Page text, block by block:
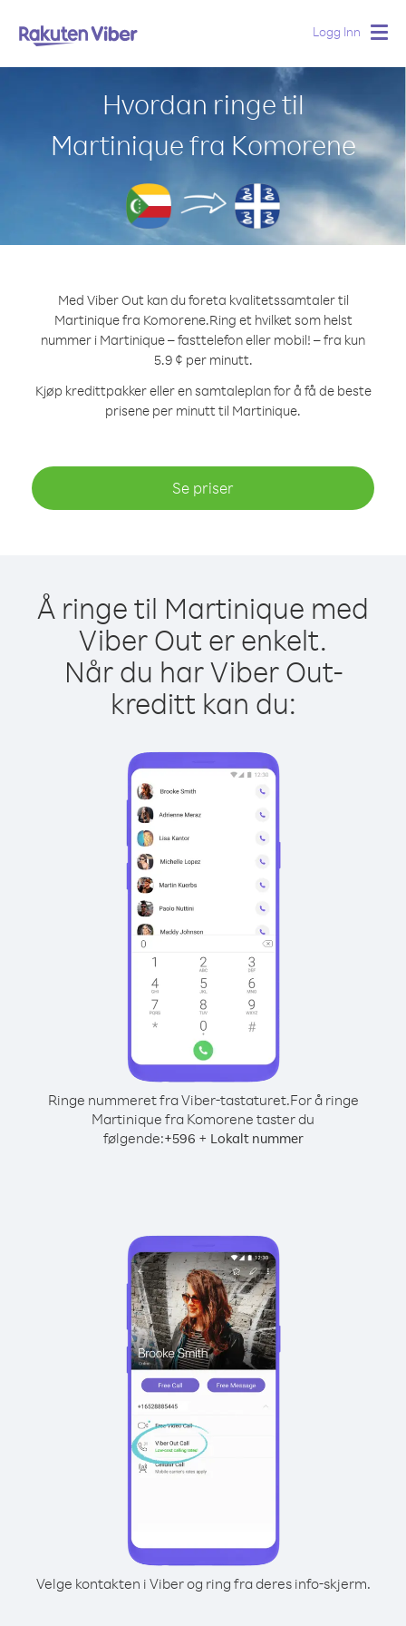
Logg Inn
Hvordan ringe til
Martinique fra Komorene
Med Viber Out kan du foreta kvalitetssamtaler til
Martinique fra Komorene.Ring et hvilket som helst
nummer i Martinique – fasttelefon eller mobil! – fra kun
5.9 ¢ per minutt.
Kjøp kredittpakker eller en samtaleplan for å få de beste
prisene per minutt til Martinique.
Se priser
Å ringe til Martinique med
Viber Out er enkelt.
Når du har Viber Out-
kreditt kan du:
Ringe nummeret fra Viber-tastaturet.For å ringe
Martinique fra Komorene taster du
følgende:+596 + Lokalt nummer
Velge kontakten i Viber og ring fra deres info-skjerm.